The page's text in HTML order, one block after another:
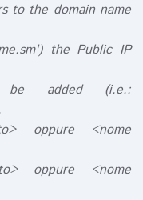
to the domain name
the Public IP
added (i.e.:
oppure <nome
oppure <nome